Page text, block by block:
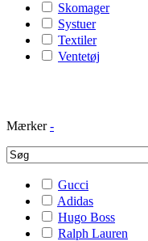
Skomager
Systuer
Textiler
Ventetøj
Mærker -
Gucci
Adidas
Hugo Boss
Ralph Lauren